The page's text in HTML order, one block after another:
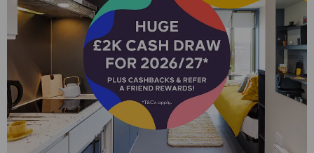
账户 语言
English (GB)
English (US)
Chinese
选择一个国家
选择一个城市
选择一间公寓
登录
立即预订
Portuguese